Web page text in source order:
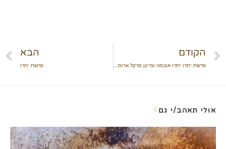
הקודם
פרשת יתרו יתרו אובמה ומייגן מרקל ארוסתו של הנסיך הארי מוויילס.
הבא
פרשת יתרו
אולי תאהב/י גם